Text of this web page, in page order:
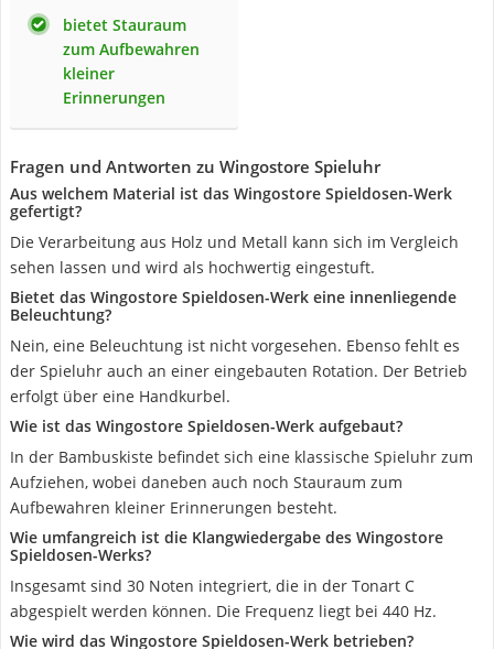
bietet Stauraum
zum Aufbewahren
kleiner
Erinnerungen
Fragen und Antworten zu Wingostore Spieluhr
Aus welchem Material ist das Wingostore Spieldosen-Werk
gefertigt?
Die Verarbeitung aus Holz und Metall kann sich im Vergleich
sehen lassen und wird als hochwertig eingestuft.
Bietet das Wingostore Spieldosen-Werk eine innenliegende
Beleuchtung?
Nein, eine Beleuchtung ist nicht vorgesehen. Ebenso fehlt es
der Spieluhr auch an einer eingebauten Rotation. Der Betrieb
erfolgt über eine Handkurbel.
Wie ist das Wingostore Spieldosen-Werk aufgebaut?
In der Bambuskiste befindet sich eine klassische Spieluhr zum
Aufziehen, wobei daneben auch noch Stauraum zum
Aufbewahren kleiner Erinnerungen besteht.
Wie umfangreich ist die Klangwiedergabe des Wingostore
Spieldosen-Werks?
Insgesamt sind 30 Noten integriert, die in der Tonart C
abgespielt werden können. Die Frequenz liegt bei 440 Hz.
Wie wird das Wingostore Spieldosen-Werk betrieben?